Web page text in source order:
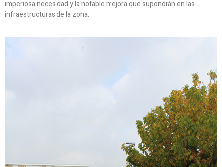
imperiosa necesidad y la notable mejora que supondrán en las
infraestructuras de la zona.